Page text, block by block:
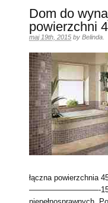
Dom do
powierzchni
maj 19th, 2015 by Belinda
łączna powierzchnia
—————————-150m.